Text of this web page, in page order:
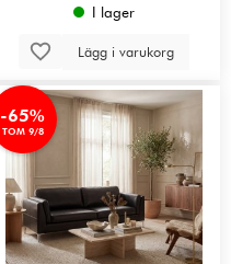
I lager
Lägg i varukorg
-65%
TOM 9/8